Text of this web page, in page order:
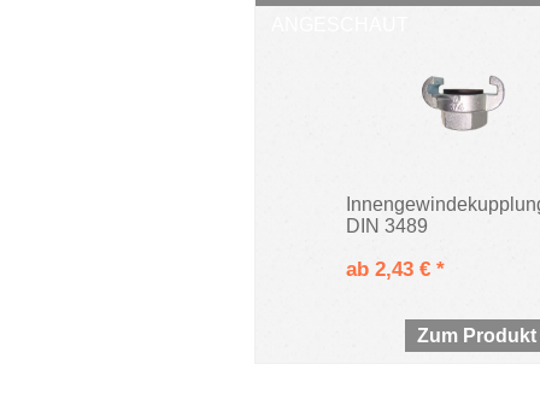
DIN 3489
ab 2,43 € *
Zum Produkt